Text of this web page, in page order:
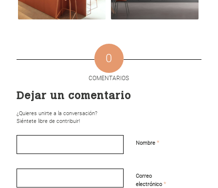
0
COMENTARIOS
Dejar un comentario
¿Quieres unirte a la conversación?
Siéntete libre de contribuir!
Nombre *
Correo
electrónico *